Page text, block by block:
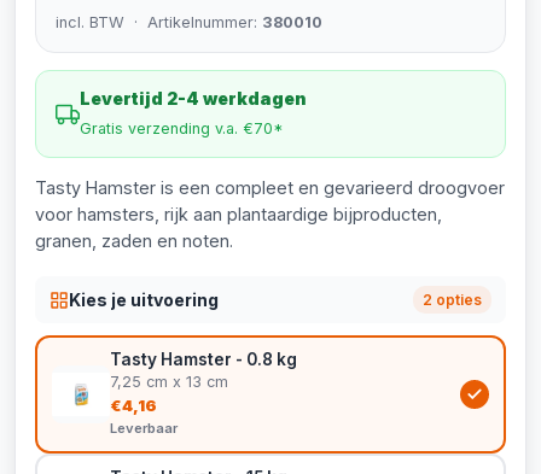
incl. BTW · Artikelnummer: 380010
Levertijd 2-4 werkdagen
Gratis verzending v.a. €70*
Tasty Hamster is een compleet en gevarieerd droogvoer
voor hamsters, rijk aan plantaardige bijproducten,
granen, zaden en noten.
Kies je uitvoering 2 opties
Tasty Hamster - 0.8 kg
7,25 cm x 13 cm
€4,16
Leverbaar